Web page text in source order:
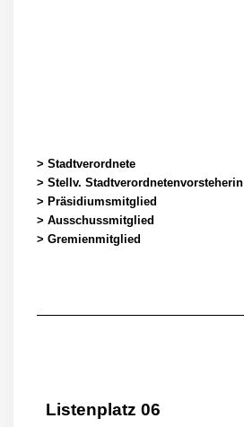
> Stadtverordnete
> Stellv. Stadtverordnetenvorsteherin
> Präsidiumsmitglied
> Ausschussmitglied
> Gremienmitglied
Listenplatz 06